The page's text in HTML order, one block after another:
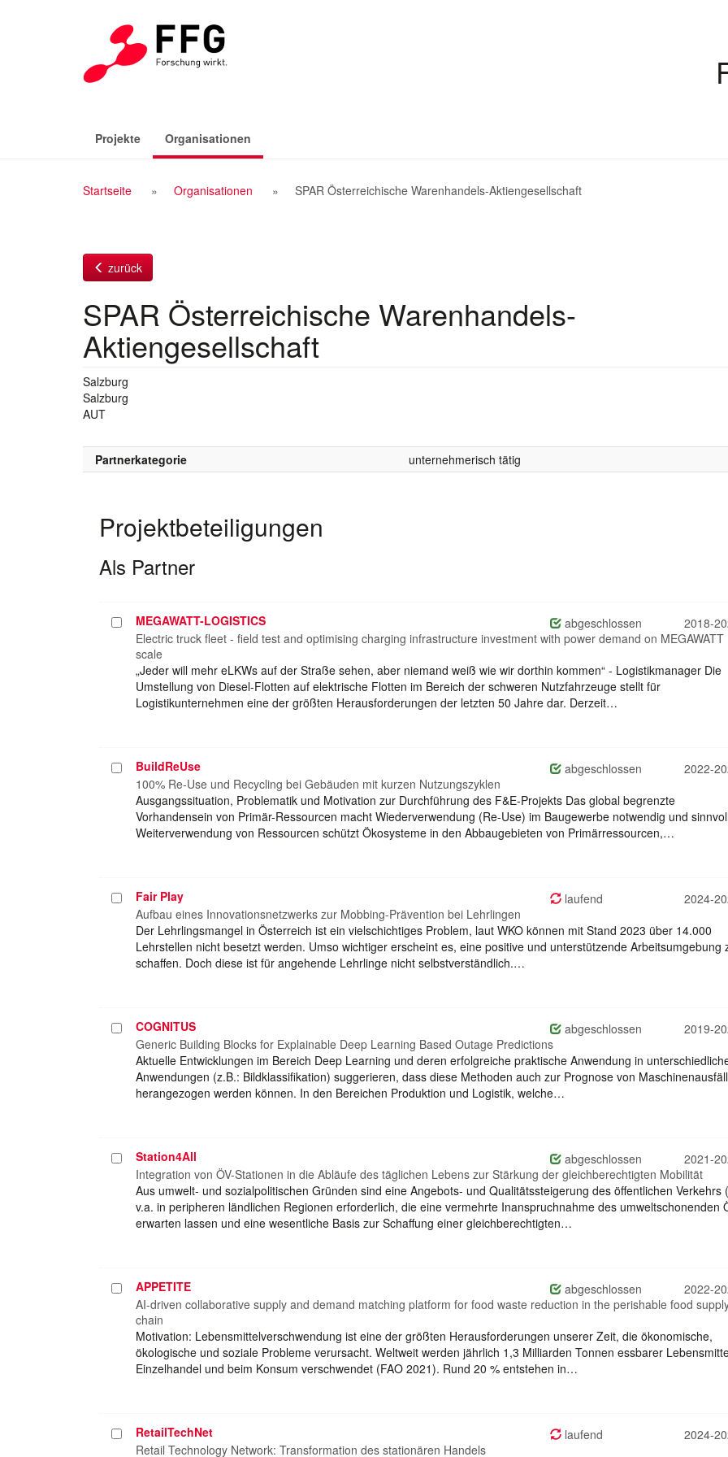
Projekte Organisationen
Breadcrumb
Startseite Organisationen SPAR Österreichische Warenhandels-Aktiengesellschaft
zurück
SPAR Österreichische Warenhandels-
Aktiengesellschaft
Salzburg
Salzburg
AUT
Partnerkategorie unternehmerisch tätig
Projektbeteiligungen
Als Partner
Projekt
auswählen
MEGAWATT-LOGISTICS abgeschlossen
2018-
Electric truck fleet - field test and optimising charging infrastructure investment with power demand on MEGAWATT
scale
„Jeder will mehr eLKWs auf der Straße sehen, aber niemand weiß wie wir dorthin kommen“ - Logistikmanager Die
Umstellung von Diesel-Flotten auf elektrische Flotten im Bereich der schweren Nutzfahrzeuge stellt für
Logistikunternehmen eine der größten Herausforderungen der letzten 50 Jahre dar. Derzeit…
Projekt
auswählen
BuildReUse abgeschlossen
2022-
100% Re-Use und Recycling bei Gebäuden mit kurzen Nutzungszyklen
Ausgangssituation, Problematik und Motivation zur Durchführung des F&E-Projekts Das global begrenzte
Vorhandensein von Primär-Ressourcen macht Wiederverwendung (Re-Use) im Baugewerbe notwendig und
Weiterverwendung von Ressourcen schützt Ökosysteme in den Abbaugebieten von Primärressourcen,…
Projekt
auswählen
Fair Play laufend
2024-
Aufbau eines Innovationsnetzwerks zur Mobbing-Prävention bei Lehrlingen
Der Lehrlingsmangel in Österreich ist ein vielschichtiges Problem, laut WKO können mit Stand 2023 über 14.000
Lehrstellen nicht besetzt werden. Umso wichtiger erscheint es, eine positive und unterstützende Arbeitsumgebung
schaffen. Doch diese ist für angehende Lehrlinge nicht selbstverständlich.…
Projekt
auswählen
COGNITUS abgeschlossen
2019-
Generic Building Blocks for Explainable Deep Learning Based Outage Predictions
Aktuelle Entwicklungen im Bereich Deep Learning und deren erfolgreiche praktische Anwendung in
Anwendungen (z.B.: Bildklassifikation) suggerieren, dass diese Methoden auch zur Prognose von
herangezogen werden können. In den Bereichen Produktion und Logistik, welche…
Projekt
auswählen
Station4All abgeschlossen
2021-
Integration von ÖV-Stationen in die Abläufe des täglichen Lebens zur Stärkung der gleichberechtigten Mobilität
Aus umwelt- und sozialpolitischen Gründen sind eine Angebots- und Qualitätssteigerung des öffentlichen Verkehrs
v.a. in peripheren ländlichen Regionen erforderlich, die eine vermehrte Inanspruchnahme des umweltschonenden
erwarten lassen und eine wesentliche Basis zur Schaffung einer gleichberechtigten…
Projekt
auswählen
APPETITE abgeschlossen
2022-
AI-driven collaborative supply and demand matching platform for food waste reduction in the perishable food
chain
Motivation: Lebensmittelverschwendung ist eine der größten Herausforderungen unserer Zeit, die ökonomische,
ökologische und soziale Probleme verursacht. Weltweit werden jährlich 1,3 Milliarden Tonnen essbarer
Einzelhandel und beim Konsum verschwendet (FAO 2021). Rund 20 % entstehen in…
Projekt
auswählen
RetailTechNet laufend
2024-
Retail Technology Network: Transformation des stationären Handels